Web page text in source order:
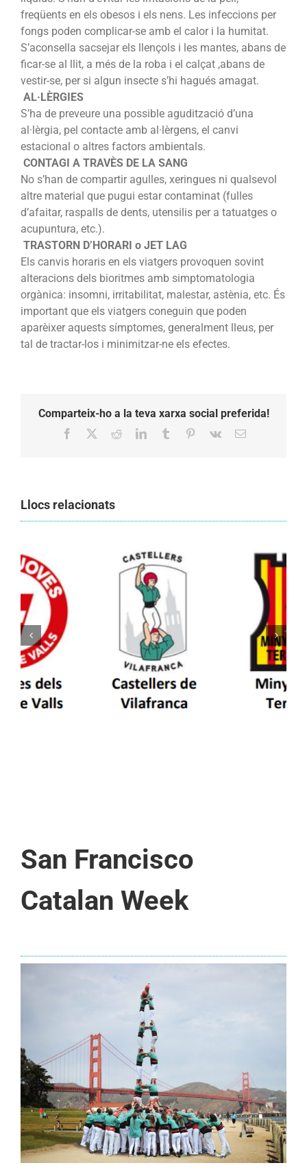
freqüents en els obesos i els nens. Les infeccions per
fongs poden complicar-se amb el calor i la humitat.
S’aconsella sacsejar els llençols i les mantes, abans de
ficar-se al llit, a més de la roba i el calçat ,abans de
vestir-se, per si algun insecte s’hi hagués amagat.
AL·LÈRGIES
S’ha de preveure una possible agudització d’una
al·lèrgia, pel contacte amb al·lèrgens, el canvi
estacional o altres factors ambientals.
CONTAGI A TRAVÈS DE LA SANG
No s’han de compartir agulles, xeringues ni qualsevol
altre material que pugui estar contaminat (fulles
d’afaitar, raspalls de dents, utensilis per a tatuatges o
acupuntura, etc.).
TRASTORN D’HORARI o JET LAG
Els canvis horaris en els viatgers provoquen sovint
alteracions dels bioritmes amb simptomatologia
orgànica: insomni, irritabilitat, malestar, astènia, etc. És
important que els viatgers coneguin que poden
aparèixer aquests símptomes, generalment lleus, per
tal de tractar-los i minimitzar-ne els efectes.
Comparteix-ho a la teva xarxa social preferida!
Facebook RedditLinkedInTumblr Pinterest
Vk Email:
Llocs relacionats
Els Castellers de Vilafranca unieixen tradició i
patrimoni en un viatge de colla a la Vall
d’Aran i a la Vall de Boí
San Francisco
Catalan Week